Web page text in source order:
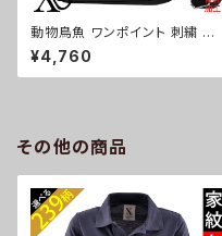
動物鳥魚 ワンポイント 刺繍 ト
ート ショルダーバッグ カジュア
ル 軽量 レディース メンズ 雑貨
グッズ 自社ブランド 柄 馬 豚 魚
¥4,760
その他の商品